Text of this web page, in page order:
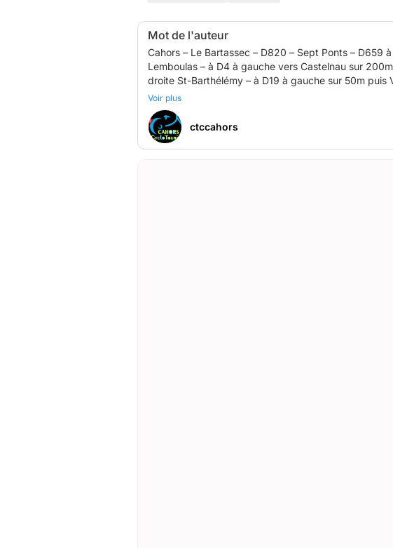
Mot de l'auteur
Cahors – Le Bartassec – D820 – Sept Ponts – D659 à droite Lhospitalet – Castelnau-
Lemboulas – à D4 à gauche vers Castelnau sur
droite St-Barthélémy – à D19 à gauche sur 50m
Voir plus
ctccahors